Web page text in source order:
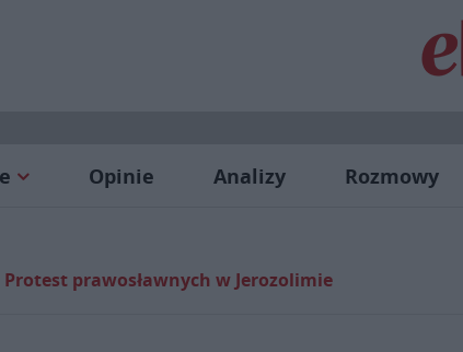
Opinie Analizy Rozmowy
Protest prawosławnych w Jerozolimie